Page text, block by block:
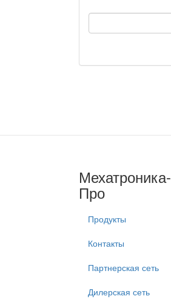
Мехатроника-
Про
Продукты
Контакты
Партнерская сеть
Дилерская сеть